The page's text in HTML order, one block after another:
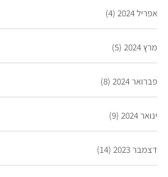
אפריל 2024 (4)
מרץ 2024 (5)
פברואר 2024 (8)
ינואר 2024 (9)
דצמבר 2023 (14)